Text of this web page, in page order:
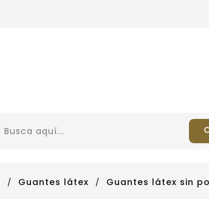
Guantes látex Guantes látex sin